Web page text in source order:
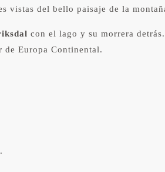
vistas del bello paisaje de la
con el lago y su morrera
de Europa Continental.